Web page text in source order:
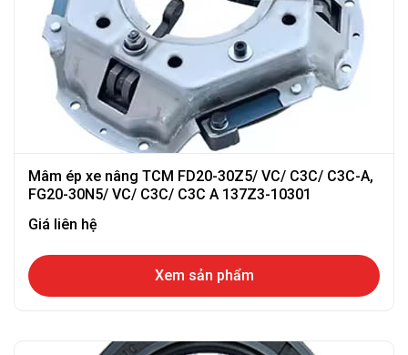
Mâm ép xe nâng TCM FD20-30Z5/ VC/ C3C/ C3C-A,
FG20-30N5/ VC/ C3C/ C3C A 137Z3-10301
Giá liên hệ
Xem sản phẩm